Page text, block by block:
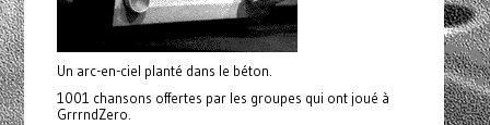
Un arc-en-ciel planté dans le béton.
1001 chansons offertes par les groupes qui ont joué à
GrrrndZero.